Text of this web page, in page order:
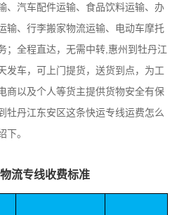
、汽车配件运输、食品饮料运输、办
输、行李搬家物流运输、电动车摩托
；全程直达，无需中转,惠州到牡丹江
发车，可上门提货，送货到点，为工
商以及个人等货主提供货物安全有保
牡丹江东安区这条快运专线运费怎么
下。
流专线收费标准